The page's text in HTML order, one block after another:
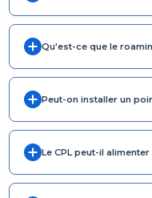
Qu'est-ce que le
Peut-on installer un
Le CPL peut-il